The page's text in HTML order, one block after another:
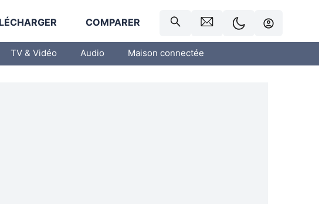
COMPARER
TV & Vidéo Audio Maison connectée